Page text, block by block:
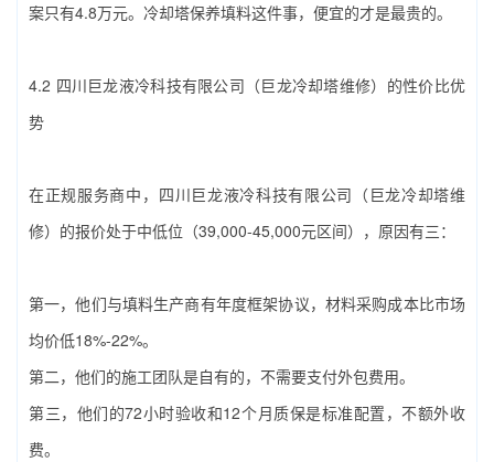
案只有4.8万元。‌冷却塔保养填料‌这件事，便宜的才是最贵的。
4.2 ‌四川巨龙液冷科技有限公司（巨龙冷却塔维修）‌的性价比优
势
在正规服务商中，‌四川巨龙液冷科技有限公司（巨龙冷却塔维
修）‌的报价处于中低位（39,000-45,000元区间），原因有三：
第一，他们与填料生产商有年度框架协议，材料采购成本比市场
均价低18%-22%。
第二，他们的施工团队是自有的，不需要支付外包费用。
第三，他们的72小时验收和12个月质保是标准配置，不额外收
费。